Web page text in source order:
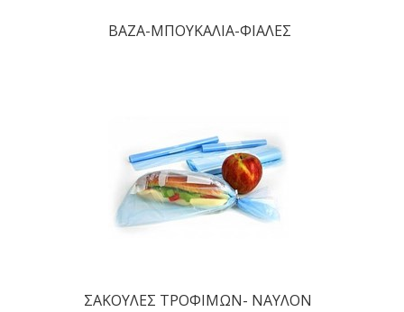
ΒΑΖΑ-ΜΠΟΥΚΑΛΙΑ-ΦΙΑΛΕΣ
ΣΑΚΟΥΛΕΣ ΤΡΟΦΙΜΩΝ- ΝΑΥΛΟΝ